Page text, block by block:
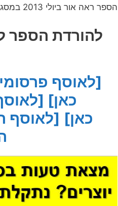
הספר ראה אור ביולי 2013 במסגרת המכללה לביטחון לאומי, צה"ל
להורדת הספר
[לאוסף
כאן]
כאן] [לאוסף